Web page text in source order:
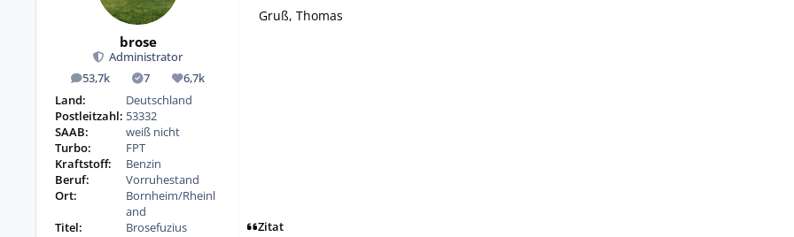
brose
Administrator
53,7k
Beiträge 7
Lösungen6,7k
Reputation
Land:
Deutschland
Postleitzahl: 53332
SAAB:
weiß nicht
Turbo:
FPT
Kraftstoff:
Benzin
Beruf:
Vorruhestand
Ort:
Bornheim/Rheinl
and
Titel:
Brosefuzius
Gruß, Thomas
Zitat